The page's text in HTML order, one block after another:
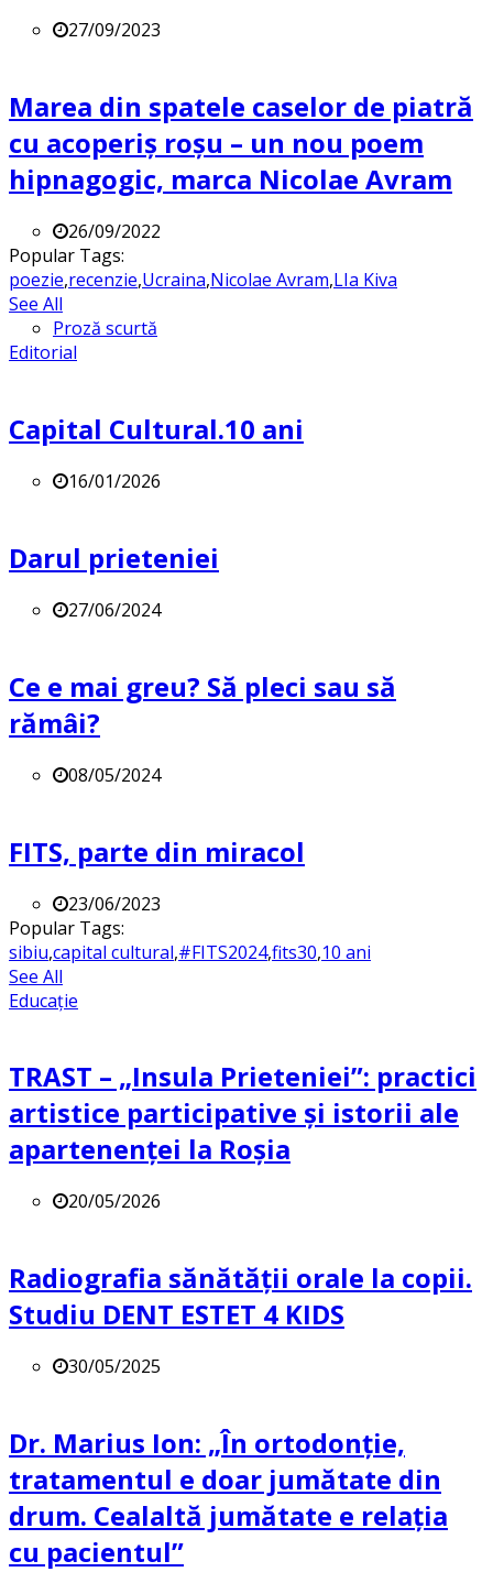
27/09/2023
Marea din spatele caselor de piatră
cu acoperiș roșu – un nou poem
hipnagogic, marca Nicolae Avram
26/09/2022
Popular Tags:
poezie,recenzie,Ucraina,Nicolae Avram,LIa Kiva
See All
Proză scurtă
Editorial
Capital Cultural.10 ani
16/01/2026
Darul prieteniei
27/06/2024
Ce e mai greu? Să pleci sau să
rămâi?
08/05/2024
FITS, parte din miracol
23/06/2023
Popular Tags:
sibiu,capital cultural,#FITS2024,fits30,10 ani
See All
Educație
TRAST – „Insula Prieteniei”: practici
artistice participative și istorii ale
apartenenței la Roșia
20/05/2026
Radiografia sănătății orale la copii.
Studiu DENT ESTET 4 KIDS
30/05/2025
Dr. Marius Ion: „În ortodonție,
tratamentul e doar jumătate din
drum. Cealaltă jumătate e relația
cu pacientul”